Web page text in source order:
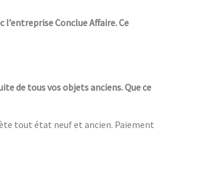
Conclue Affaire. Ce
de tous vos objets anciens. Que ce
tout état neuf et ancien. Paiement